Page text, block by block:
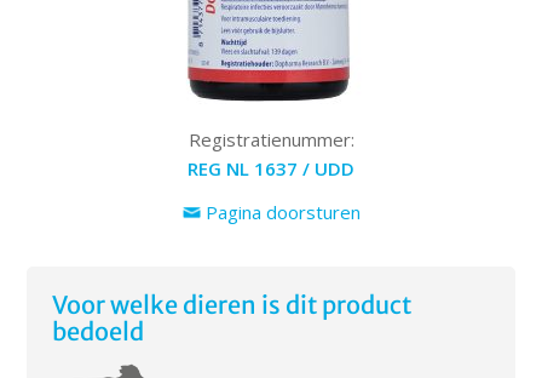
Registratienummer:
REG NL 1637 / UDD
Pagina doorsturen
Voor welke dieren is dit product
bedoeld